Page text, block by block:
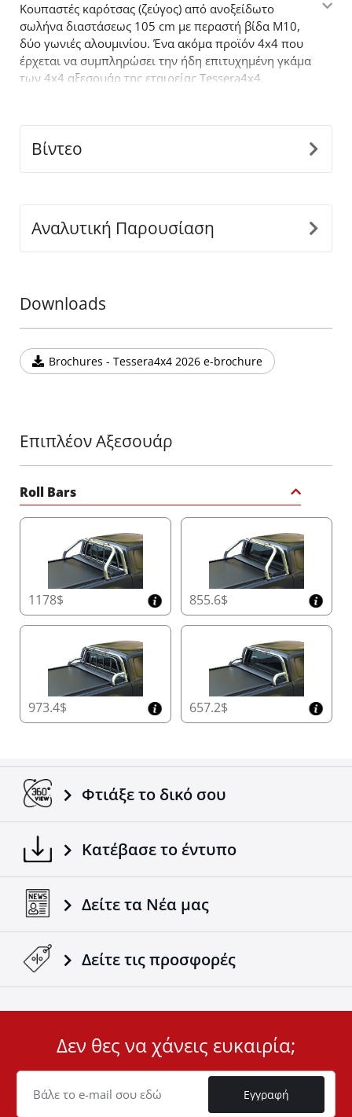
Κουπαστές καρότσας (ζεύγος) από ανοξείδωτο
σωλήνα διαστάσεως 105 cm με περαστή βίδα Μ10,
δύο γωνιές αλουμινίου. Ένα ακόμα προϊόν 4x4 που
έρχεται να συμπληρώσει την ήδη επιτυχημένη γκάμα
των 4x4 αξεσουάρ της εταιρείας Tessera4x4.
Βίντεο
Αναλυτική Παρουσίαση
Downloads
Brochures - Tessera4x4 2026 e-brochure
Επιπλέον Αξεσουάρ
Roll Bars
1178$ 855.6$
973.4$ 657.2$
Φτιάξε το δικό σου
Κατέβασε το έντυπο
Δείτε τα Νέα μας
Δείτε τις προσφορές
ID
Cookie
Δεν θες να χάνεις ευκαιρία;
Εγγραφή